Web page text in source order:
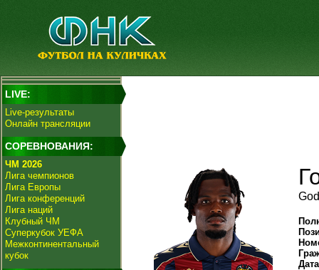
LIVE:
Live-результаты
Онлайн трансляции
СОРЕВНОВАНИЯ:
ЧМ 2026
Лига чемпионов
Лига Европы
Лига конференций
Лига наций
Клубный ЧМ
Суперкубок УЕФА
Межконтинентальный
кубок